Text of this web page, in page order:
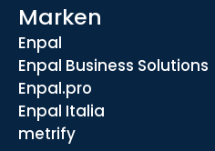
Marken
Enpal
Enpal Business Solutions
Enpal.pro
Enpal Italia
metrify